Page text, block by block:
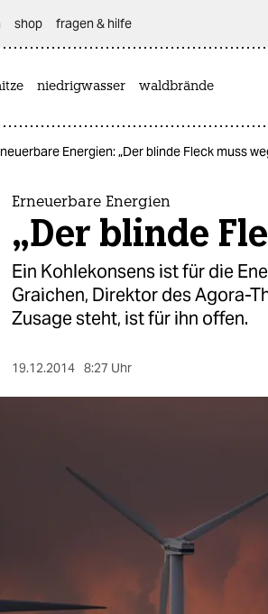
shop fragen & hilfe
niedrigwasser waldbrände
Energien: „Der blinde Fleck muss
Erneuerbare Energien
„Der blinde
Ein Kohlekonsens ist für die
Graichen, Direktor des Agora-
Zusage steht, ist für ihn offen.
19.12.2014 8:27 Uhr